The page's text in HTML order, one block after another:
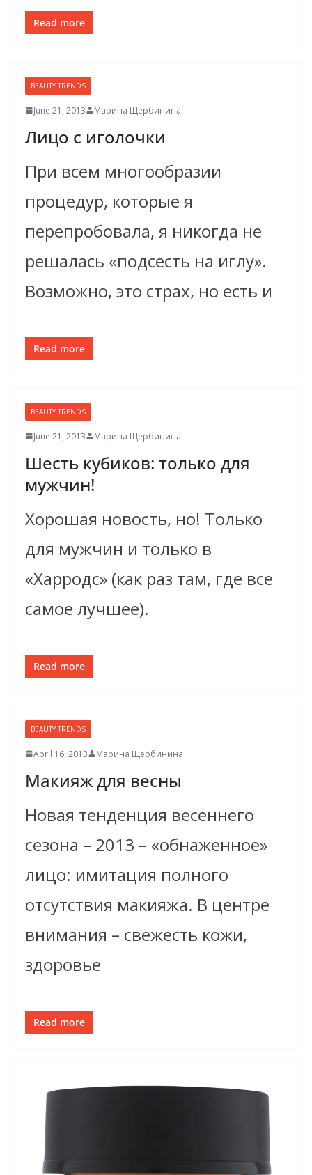
Read more
BEAUTY TRENDS
June 21, 2013 Марина Щербинина
Лицо с иголочки
При всем многообразии
процедур, которые я
перепробовала, я никогда не
решалась «подсесть на иглу».
Возможно, это страх, но есть и
Read more
BEAUTY TRENDS
June 21, 2013 Марина Щербинина
Шесть кубиков: только для
мужчин!
Хорошая новость, но! Только
для мужчин и только в
«Харродс» (как раз там, где все
самое лучшее).
Read more
BEAUTY TRENDS
April 16, 2013 Марина Щербинина
Макияж для весны
Новая тенденция весeннего
сезона – 2013 – «обнаженное»
лицо: имитация полного
отсутствия макияжа. В центре
внимания – свежесть кожи,
здоровье
Read more